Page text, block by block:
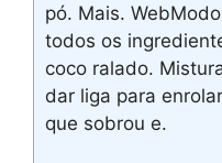
pó. Mais.
todos os
coco ralado.
dar liga para
que sobrou e.